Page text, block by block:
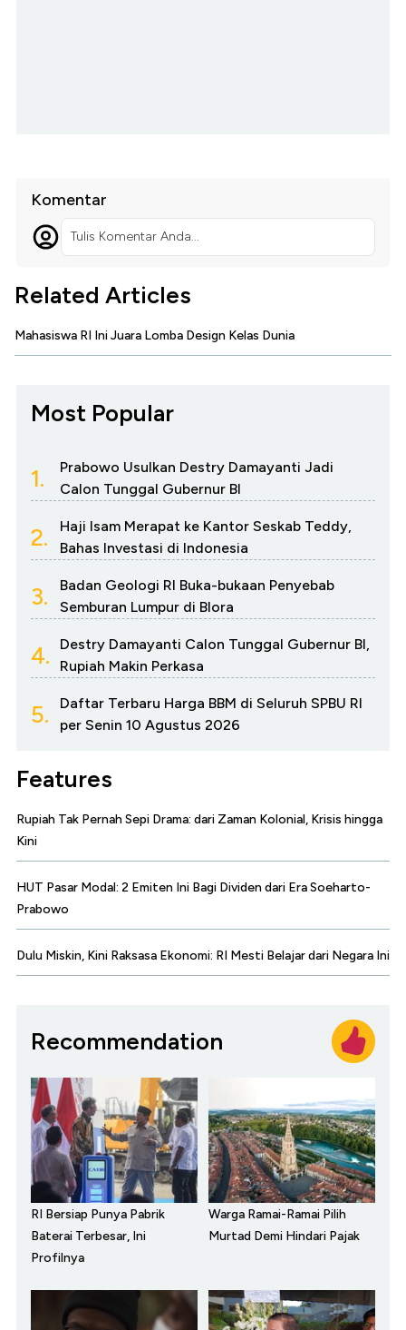
Komentar
Tulis Komentar Anda...
Related Articles
Mahasiswa RI Ini Juara Lomba Design Kelas Dunia
Most Popular
1.
Prabowo Usulkan Destry Damayanti Jadi
Calon Tunggal Gubernur BI
2.
Haji Isam Merapat ke Kantor Seskab Teddy,
Bahas Investasi di Indonesia
3.
Badan Geologi RI Buka-bukaan Penyebab
Semburan Lumpur di Blora
4.
Destry Damayanti Calon Tunggal Gubernur BI,
Rupiah Makin Perkasa
5.
Daftar Terbaru Harga BBM di Seluruh SPBU RI
per Senin 10 Agustus 2026
Features
Rupiah Tak Pernah Sepi Drama: dari Zaman Kolonial, Krisis hingga
Kini
HUT Pasar Modal: 2 Emiten Ini Bagi Dividen dari Era Soeharto-
Prabowo
Dulu Miskin, Kini Raksasa Ekonomi: RI Mesti Belajar dari Negara Ini
Recommendation
RI Bersiap Punya Pabrik
Baterai Terbesar, Ini
Profilnya
Warga Ramai-Ramai Pilih
Murtad Demi Hindari Pajak